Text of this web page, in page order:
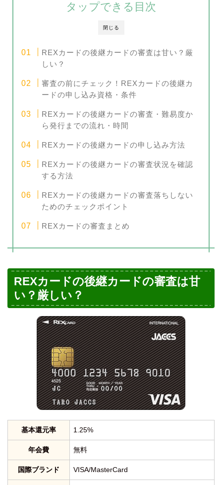
閉じる
タップできる目次
REXカードの後継カードの審査は甘い？厳
しい？
審査の前にチェック！REXカードの後継カ
ードの申し込み資格・条件
REXカードの後継カードの審査・難易度か
ら発行までの流れ・時間
REXカードの後継カードの申し込み方法
REXカードの後継カードの審査状況を確認
する方法
REXカードの後継カードの審査落ちしない
ためのチェックポイント
REXカードの審査まとめ
REXカードの後継カードの審査は甘
い？厳しい？
基本還元率 1.25%
年会費 無料
国際ブランド VISA/MasterCard